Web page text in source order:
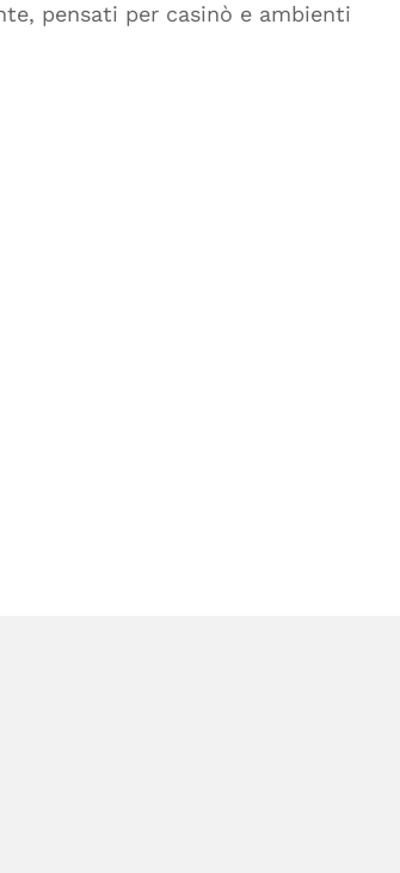
pensati per casinò e ambienti